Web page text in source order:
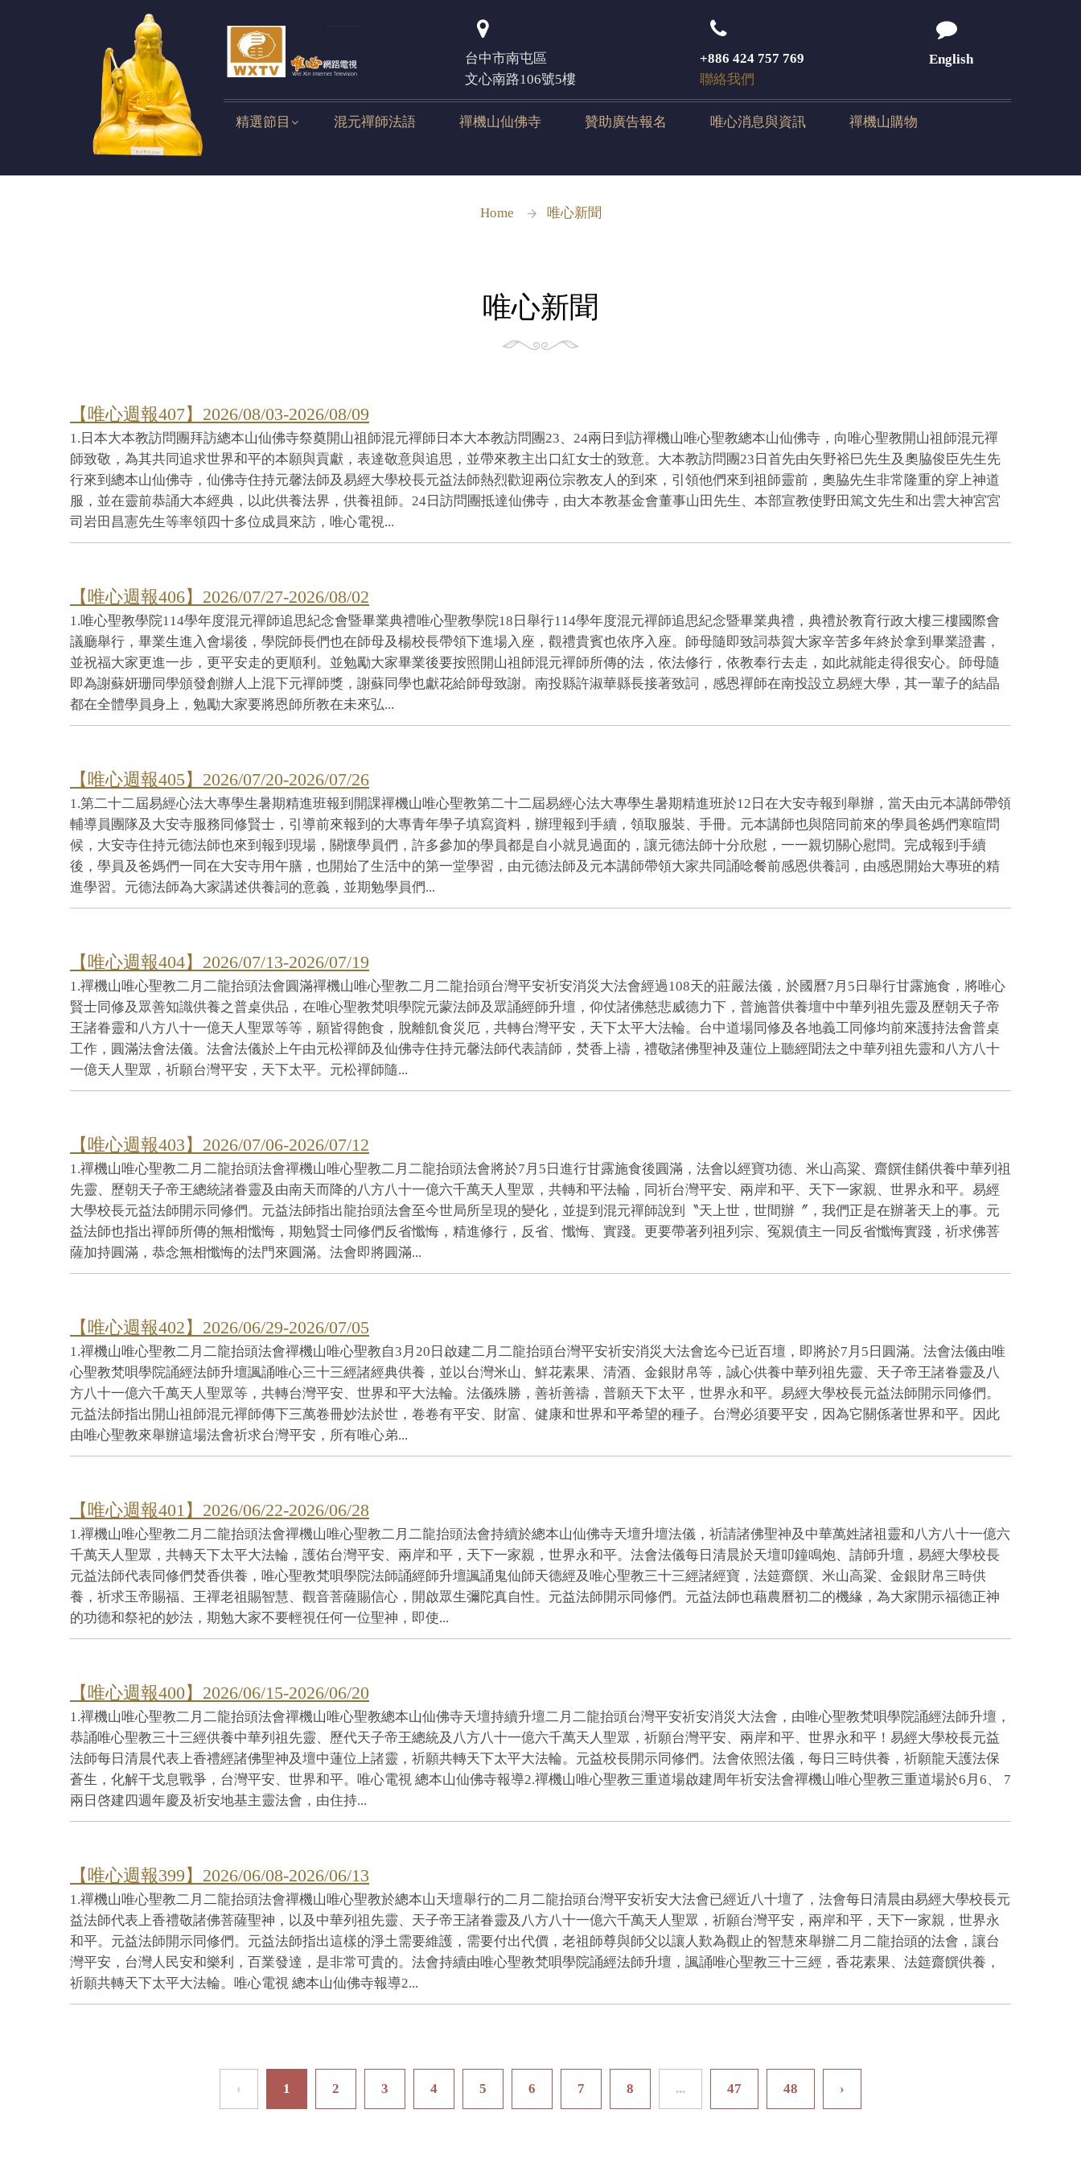
台中市南屯區
文心南路106號5樓
+886 424 757 769
聯絡我們
English
精選節目 混元禪師法語 禪機山仙佛寺 贊助廣告報名 唯心消息與資訊 禪機山購物
Home 唯心新聞
唯心新聞
【唯心週報407】2026/08/03-2026/08/09
1.日本大本教訪問團拜訪總本山仙佛寺祭奠開山祖師混元禪師日本大本教訪問團23、24兩日到訪禪機山唯心聖教總本山仙佛寺，向唯心聖教開山祖師混元禪
師致敬，為其共同追求世界和平的本願與貢獻，表達敬意與追思，並帶來教主出口紅女士的致意。大本教訪問團23日首先由矢野裕巳先生及奧脇俊臣先生先
行來到總本山仙佛寺，仙佛寺住持元馨法師及易經大學校長元益法師熱烈歡迎兩位宗教友人的到來，引領他們來到祖師靈前，奧脇先生非常隆重的穿上神道
服，並在靈前恭誦大本經典，以此供養法界，供養祖師。24日訪問團抵達仙佛寺，由大本教基金會董事山田先生、本部宣教使野田篤文先生和出雲大神宮宮
司岩田昌憲先生等率領四十多位成員來訪，唯心電視...
【唯心週報406】2026/07/27-2026/08/02
1.唯心聖教學院114學年度混元禪師追思紀念會暨畢業典禮唯心聖教學院18日舉行114學年度混元禪師追思紀念暨畢業典禮，典禮於教育行政大樓三樓國際會
議廳舉行，畢業生進入會場後，學院師長們也在師母及楊校長帶領下進場入座，觀禮貴賓也依序入座。師母隨即致詞恭賀大家辛苦多年終於拿到畢業證書，
並祝福大家更進一步，更平安走的更順利。並勉勵大家畢業後要按照開山祖師混元禪師所傳的法，依法修行，依教奉行去走，如此就能走得很安心。師母隨
即為謝蘇妍珊同學頒發創辦人上混下元禪師獎，謝蘇同學也獻花給師母致謝。南投縣許淑華縣長接著致詞，感恩禪師在南投設立易經大學，其一輩子的結晶
都在全體學員身上，勉勵大家要將恩師所教在未來弘...
【唯心週報405】2026/07/20-2026/07/26
1.第二十二屆易經心法大專學生暑期精進班報到開課禪機山唯心聖教第二十二屆易經心法大專學生暑期精進班於12日在大安寺報到舉辦，當天由元本講師帶領
輔導員團隊及大安寺服務同修賢士，引導前來報到的大專青年學子填寫資料，辦理報到手續，領取服裝、手冊。元本講師也與陪同前來的學員爸媽們寒暄問
候，大安寺住持元德法師也來到報到現場，關懷學員們，許多參加的學員都是自小就見過面的，讓元德法師十分欣慰，一一親切關心慰問。完成報到手續
後，學員及爸媽們一同在大安寺用午膳，也開始了生活中的第一堂學習，由元德法師及元本講師帶領大家共同誦唸餐前感恩供養詞，由感恩開始大專班的精
進學習。元德法師為大家講述供養詞的意義，並期勉學員們...
【唯心週報404】2026/07/13-2026/07/19
1.禪機山唯心聖教二月二龍抬頭法會圓滿禪機山唯心聖教二月二龍抬頭台灣平安祈安消災大法會經過108天的莊嚴法儀，於國曆7月5日舉行甘露施食，將唯心
賢士同修及眾善知識供養之普桌供品，在唯心聖教梵唄學院元蒙法師及眾誦經師升壇，仰仗諸佛慈悲威德力下，普施普供養壇中中華列祖先靈及歷朝天子帝
王諸眷靈和八方八十一億天人聖眾等等，願皆得飽食，脫離飢食災厄，共轉台灣平安，天下太平大法輪。台中道場同修及各地義工同修均前來護持法會普桌
工作，圓滿法會法儀。法會法儀於上午由元松禪師及仙佛寺住持元馨法師代表請師，焚香上禱，禮敬諸佛聖神及蓮位上聽經聞法之中華列祖先靈和八方八十
一億天人聖眾，祈願台灣平安，天下太平。元松禪師隨...
【唯心週報403】2026/07/06-2026/07/12
1.禪機山唯心聖教二月二龍抬頭法會禪機山唯心聖教二月二龍抬頭法會將於7月5日進行甘露施食後圓滿，法會以經寶功德、米山高粱、齋饌佳餚供養中華列祖
先靈、歷朝天子帝王總統諸眷靈及由南天而降的八方八十一億六千萬天人聖眾，共轉和平法輪，同祈台灣平安、兩岸和平、天下一家親、世界永和平。易經
大學校長元益法師開示同修們。元益法師指出龍抬頭法會至今世局所呈現的變化，並提到混元禪師說到〝天上世，世間辦〞，我們正是在辦著天上的事。元
益法師也指出禪師所傳的無相懺悔，期勉賢士同修們反省懺悔，精進修行，反省、懺悔、實踐。更要帶著列祖列宗、冤親債主一同反省懺悔實踐，祈求佛菩
薩加持圓滿，恭念無相懺悔的法門來圓滿。法會即將圓滿...
【唯心週報402】2026/06/29-2026/07/05
1.禪機山唯心聖教二月二龍抬頭法會禪機山唯心聖教自3月20日啟建二月二龍抬頭台灣平安祈安消災大法會迄今已近百壇，即將於7月5日圓滿。法會法儀由唯
心聖教梵唄學院誦經法師升壇諷誦唯心三十三經諸經典供養，並以台灣米山、鮮花素果、清酒、金銀財帛等，誠心供養中華列祖先靈、天子帝王諸眷靈及八
方八十一億六千萬天人聖眾等，共轉台灣平安、世界和平大法輪。法儀殊勝，善祈善禱，普願天下太平，世界永和平。易經大學校長元益法師開示同修們。
元益法師指出開山祖師混元禪師傳下三萬卷冊妙法於世，卷卷有平安、財富、健康和世界和平希望的種子。台灣必須要平安，因為它關係著世界和平。因此
由唯心聖教來舉辦這場法會祈求台灣平安，所有唯心弟...
【唯心週報401】2026/06/22-2026/06/28
1.禪機山唯心聖教二月二龍抬頭法會禪機山唯心聖教二月二龍抬頭法會持續於總本山仙佛寺天壇升壇法儀，祈請諸佛聖神及中華萬姓諸祖靈和八方八十一億六
千萬天人聖眾，共轉天下太平大法輪，護佑台灣平安、兩岸和平，天下一家親，世界永和平。法會法儀每日清晨於天壇叩鐘鳴炮、請師升壇，易經大學校長
元益法師代表同修們焚香供養，唯心聖教梵唄學院法師誦經師升壇諷誦鬼仙師天德經及唯心聖教三十三經諸經寶，法筵齋饌、米山高粱、金銀財帛三時供
養，祈求玉帝賜福、王禪老祖賜智慧、觀音菩薩賜信心，開啟眾生彌陀真自性。元益法師開示同修們。元益法師也藉農曆初二的機緣，為大家開示福德正神
的功德和祭祀的妙法，期勉大家不要輕視任何一位聖神，即使...
【唯心週報400】2026/06/15-2026/06/20
1.禪機山唯心聖教二月二龍抬頭法會禪機山唯心聖教總本山仙佛寺天壇持續升壇二月二龍抬頭台灣平安祈安消災大法會，由唯心聖教梵唄學院誦經法師升壇，
恭誦唯心聖教三十三經供養中華列祖先靈、歷代天子帝王總統及八方八十一億六千萬天人聖眾，祈願台灣平安、兩岸和平、世界永和平！易經大學校長元益
法師每日清晨代表上香禮經諸佛聖神及壇中蓮位上諸靈，祈願共轉天下太平大法輪。元益校長開示同修們。法會依照法儀，每日三時供養，祈願龍天護法保
蒼生，化解干戈息戰爭，台灣平安、世界和平。唯心電視 總本山仙佛寺報導2.禪機山唯心聖教三重道場啟建周年祈安法會禪機山唯心聖教三重道場於6月6、 7
兩日啓建四週年慶及祈安地基主靈法會，由住持...
【唯心週報399】2026/06/08-2026/06/13
1.禪機山唯心聖教二月二龍抬頭法會禪機山唯心聖教於總本山天壇舉行的二月二龍抬頭台灣平安祈安大法會已經近八十壇了，法會每日清晨由易經大學校長元
益法師代表上香禮敬諸佛菩薩聖神，以及中華列祖先靈、天子帝王諸眷靈及八方八十一億六千萬天人聖眾，祈願台灣平安，兩岸和平，天下一家親，世界永
和平。元益法師開示同修們。元益法師指出這樣的淨土需要維護，需要付出代價，老祖師尊與師父以讓人歎為觀止的智慧來舉辦二月二龍抬頭的法會，讓台
灣平安，台灣人民安和樂利，百業發達，是非常可貴的。法會持續由唯心聖教梵唄學院誦經法師升壇，諷誦唯心聖教三十三經，香花素果、法筵齋饌供養，
祈願共轉天下太平大法輪。唯心電視 總本山仙佛寺報導2...
‹ 1 2 3 4 5 6 7 8 ... 47 48 ›